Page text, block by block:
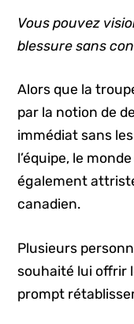
Vous pouvez
blessure sans
Alors que la
par la notion de
immédiat sans
l’équipe, le
également
canadien.
Plusieurs
souhaité lui offrir
prompt